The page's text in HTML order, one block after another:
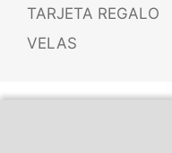
TARJETA REGALO
VELAS